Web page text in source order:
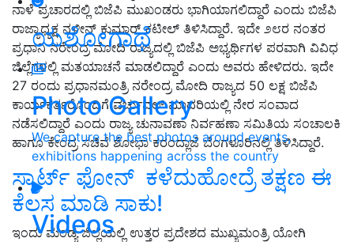
ಯಶೋಗಾಥೆ
Photo Gallery
We capture the best photos around events,
exhibitions happening across the country
Videos
ನಾಳೆ ಪ್ರಚಾರದಲ್ಲಿ ಬಿಜೆಪಿ ಮುಖಂಡರು ಭಾಗಿಯಾಗಲಿದ್ದಾರೆ ಎಂದು ಬಿಜೆಪಿ
ರಾಜ್ಯಾಧ್ಯಕ್ಷ ನಳೀನ್ ಕುಮಾರ್ ಕಟೀಲ್ ತಿಳಿಸಿದ್ದಾರೆ. ಇದೇ ೨೮ರ ನಂತರ
ಪ್ರಧಾನಿ ನರೇಂದ್ರ ಮೋದಿ ರಾಜ್ಯದಲ್ಲಿ ಬಿಜೆಪಿ ಅಭ್ಯರ್ಥಿಗಳ ಪರವಾಗಿ ವಿವಿಧ
ಜಿಲ್ಲೆಗಳಲ್ಲಿ ಮತಯಾಚನೆ ಮಾಡಲಿದ್ದಾರೆ ಎಂದು ಅವರು ಹೇಳಿದರು. ಇದೇ
27 ರಂದು ಪ್ರಧಾನಮಂತ್ರಿ ನರೇಂದ್ರ ಮೋದಿ ರಾಜ್ಯದ 50 ಲಕ್ಷ ಬಿಜೆಪಿ
ಕಾರ್ಯಕರ್ತರೊಂದಿಗೆ ವರ್ಚುವಲ್ ಮಾದರಿಯಲ್ಲಿ ನೇರ ಸಂವಾದ
ನಡೆಸಲಿದ್ದಾರೆ ಎಂದು ರಾಜ್ಯ ಚುನಾವಣಾ ನಿರ್ವಹಣಾ ಸಮಿತಿಯ ಸಂಚಾಲಕಿ
ಹಾಗೂ ಕೇಂದ್ರ ಸಚಿವೆ ಶೋಭಾ ಕರಂದ್ಲಾಜೆ ಬೆಂಗಳೂರಿನಲ್ಲಿ ತಿಳಿಸಿದ್ದಾರೆ.
ಸ್ಮಾರ್ಟ್‌ ಫೋನ್‌ ಕಳೆದುಹೋದ್ರೆ ತಕ್ಷಣ ಈ
ಕೆಲಸ ಮಾಡಿ ಸಾಕು!
ಇಂದು ಮಂಡ್ಯ ಜಿಲ್ಲೆಯಲ್ಲಿ ಉತ್ತರ ಪ್ರದೇಶದ ಮುಖ್ಯಮಂತ್ರಿ ಯೋಗಿ